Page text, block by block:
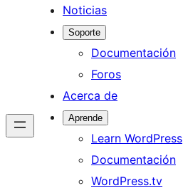
Noticias
Soporte
Documentación
Foros
Acerca de
Aprende
Learn WordPress
Documentación
WordPress.tv